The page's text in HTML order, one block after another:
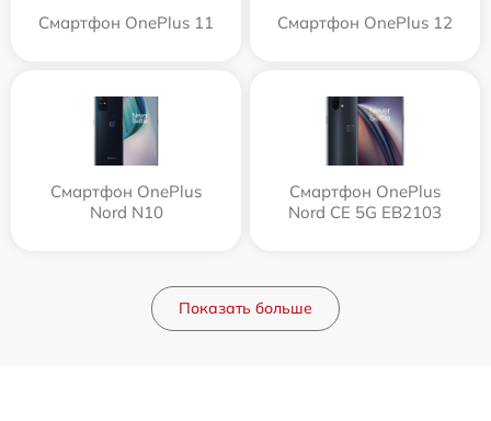
Смартфон OnePlus 11 Смартфон OnePlus 12
Смартфон OnePlus
Nord N10
Смартфон OnePlus
Nord CE 5G EB2103
Показать больше